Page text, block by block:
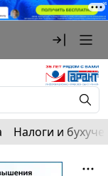
Налоги и